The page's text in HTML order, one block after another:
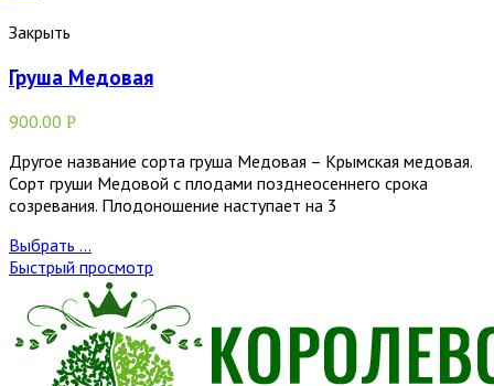
Закрыть
Груша Медовая
900.00 Р
Другое название сорта груша Медовая – Крымская медовая.
Сорт груши Медовой с плодами позднеосеннего срока
созревания. Плодоношение наступает на 3
Выбрать ...
Быстрый просмотр